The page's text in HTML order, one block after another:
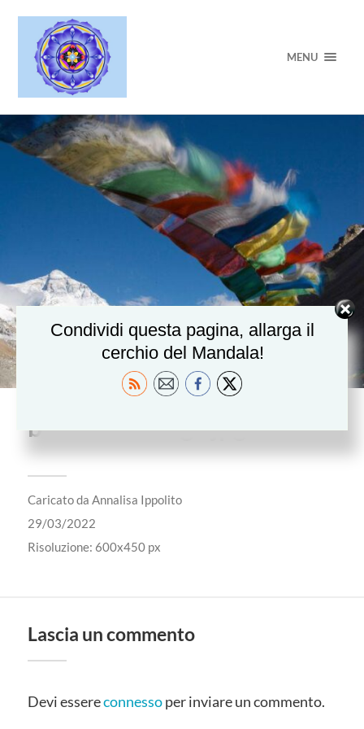
MENU
buddismo-flags.jpg
Caricato da Annalisa Ippolito
29/03/2022
Risoluzione: 600x450 px
Lascia un commento
Devi essereconnessoper inviare un commento.
Condividi questa pagina, allarga il
cerchio del Mandala!